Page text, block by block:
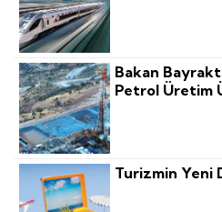
Bakan
Petrol Üretim
Turizmin Yeni